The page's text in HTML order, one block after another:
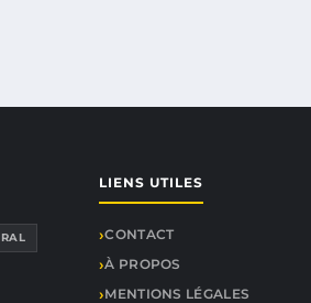
LIENS UTILES
CONTACT
À PROPOS
MENTIONS LÉGALES